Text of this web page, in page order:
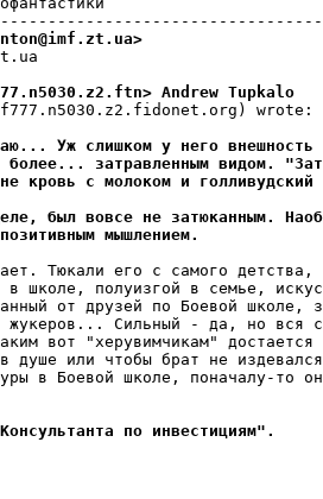
Andrew Tupkalo
wrote:
Уж слишком у него внешность
затравленным видом.
кровь с молоком и голливудский
был вовсе не затюканным.
мышлением.
Тюкали его с самого
в школе, полуизгой в семье,
от друзей по Боевой школе,
жукеров... Сильный - да, но вся
вот "херувимчикам"
душе или чтобы брат не
в Боевой школе, поначалу-то
по инвестициям".